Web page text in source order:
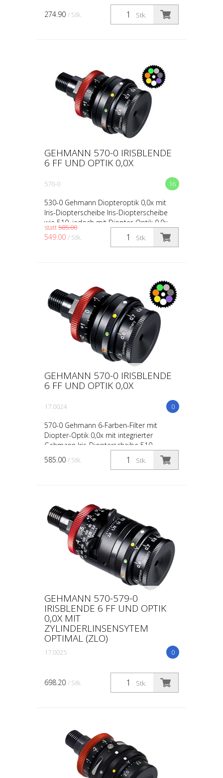
sechs unterschiedlichen Filtern in zwei
separaten Raste...
Stk.
274.90 / Stk.
GEHMANN 570-0 IRISBLENDE
6 FF UND OPTIK 0,0X
16
570-0
530-0 Gehmann Diopteroptik 0,0x mit
Iris-Diopterscheibe Iris-Diopterscheibe
wie 510, jedoch mit Diopter-Optik 0,0x
(ohne Vergrößerung) Beschreibung wie bei
50300-0
Stk.
statt585.00
549.00 / Stk.
GEHMANN 570-0 IRISBLENDE
6 FF UND OPTIK 0,0X
0
17.0024
570-0 Gehmann 6-Farben-Filter mit
Diopter-Optik 0,0x mit integrierter
Gehmann Iris-Diopterscheibe 510
Einstellbereich von 0,5 - 3,0 mm 6-
Farbfilter aus planparallel gesch...
Stk.
585.00 / Stk.
GEHMANN 570-579-0
IRISBLENDE 6 FF UND OPTIK
0,0X MIT
ZYLINDERLINSENSYTEM
OPTIMAL (ZLO)
0
17.0025
570-579-0 Gehmann 6-Farbenfilter mit
Iris-Diopterscheibe, Diopter-Optik 0,0x
(50300-0) und Zylinderlinsensystem-
Stk.
698.20 / Stk.